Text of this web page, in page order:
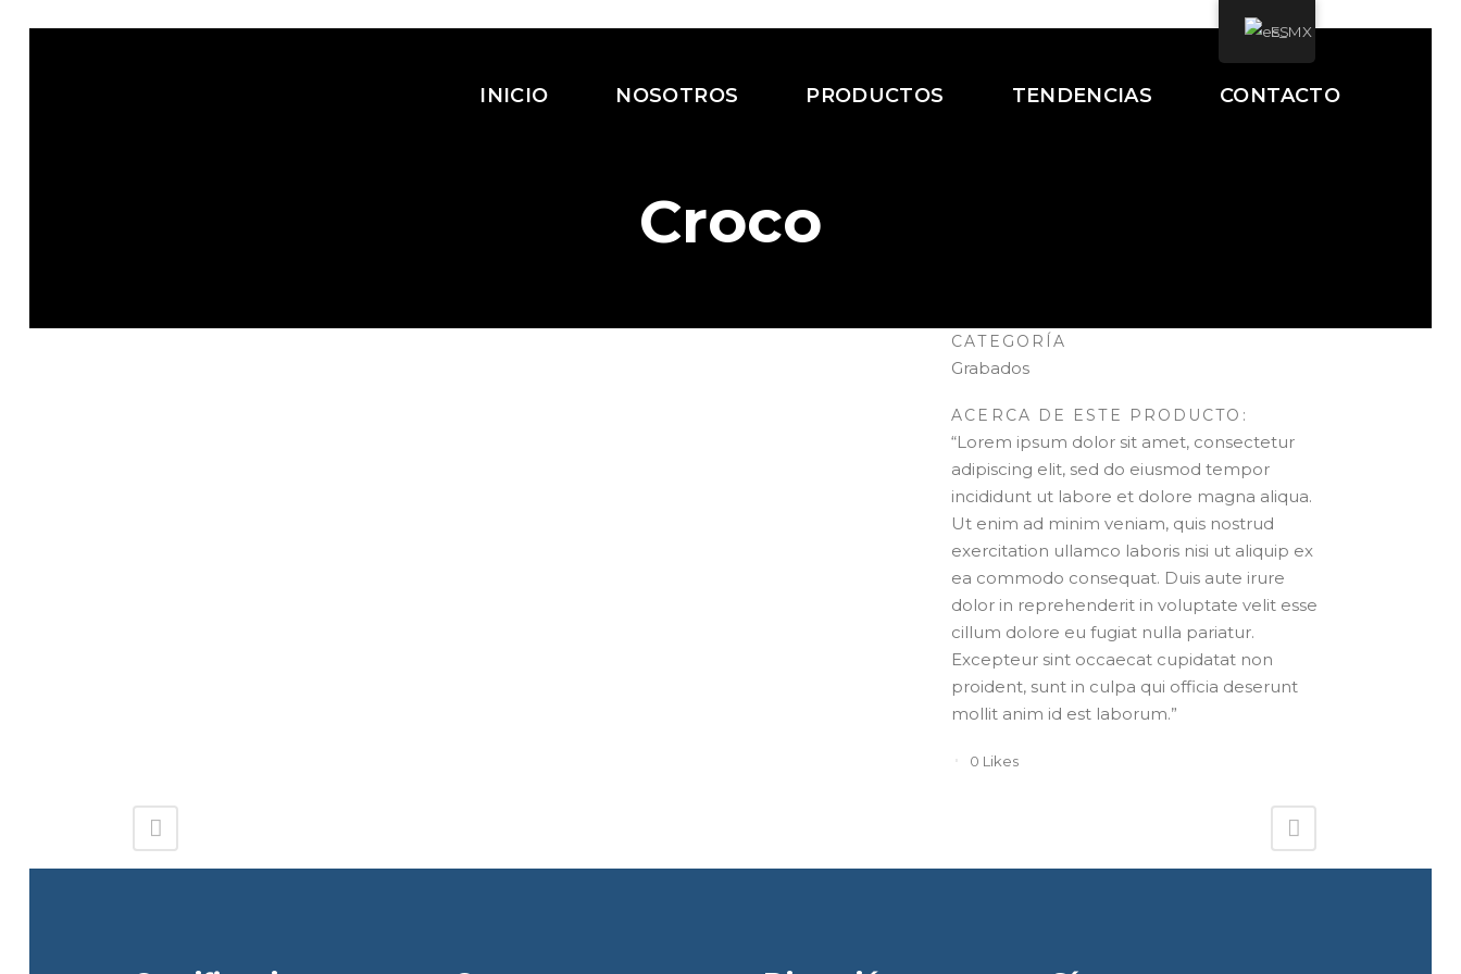
INICIO NOSOTROS PRODUCTOS TENDENCIAS CONTACTO
Croco
CATEGORÍA
Grabados
ACERCA DE ESTE PRODUCTO:
“Lorem ipsum dolor sit amet, consectetur
adipiscing elit, sed do eiusmod tempor
incididunt ut labore et dolore magna aliqua.
Ut enim ad minim veniam, quis nostrud
exercitation ullamco laboris nisi ut aliquip ex
ea commodo consequat. Duis aute irure
dolor in reprehenderit in voluptate velit esse
cillum dolore eu fugiat nulla pariatur.
Excepteur sint occaecat cupidatat non
proident, sunt in culpa qui officia deserunt
mollit anim id est laborum.”
0 Likes
ES